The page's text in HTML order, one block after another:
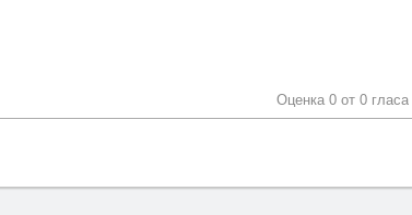
Оценка 0 от 0 гласа